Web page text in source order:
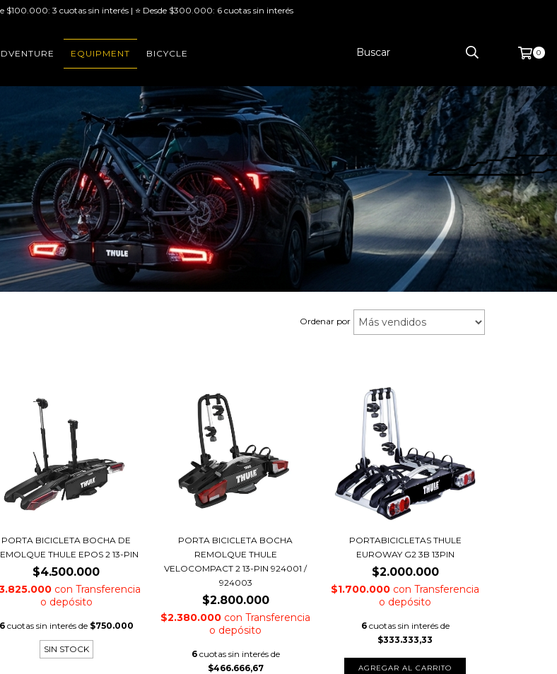
$100.000: 3 cuotas sin interés | ⭐ Desde $300.000: 6 cuotas sin interés
EQUIPMENT BICYCLE 0
Ordenar por
PORTA BICICLETA BOCHA DE
THULE EPOS 2 13-PIN
$4.500.000
con Transferencia
o depósito
6 cuotas sin interés de $750.000
SIN STOCK
PORTA BICICLETA BOCHA
REMOLQUE THULE
VELOCOMPACT 2 13-PIN 924001 /
924003
$2.800.000
$2.380.000 con Transferencia
o depósito
6 cuotas sin interés de
$466.666,67
PORTABICICLETAS THULE
EUROWAY G2 3B 13PIN
$2.000.000
$1.700.000 con Transferencia
o depósito
6 cuotas sin interés de
$333.333,33